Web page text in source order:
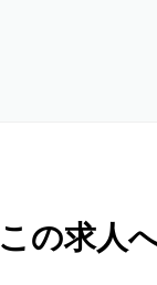
この求人